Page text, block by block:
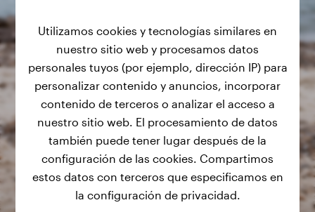
Utilizamos cookies y tecnologías similares en
nuestro sitio web y procesamos datos
personales tuyos (por ejemplo, dirección IP) para
personalizar contenido y anuncios, incorporar
contenido de terceros o analizar el acceso a
nuestro sitio web. El procesamiento de datos
también puede tener lugar después de la
configuración de las cookies. Compartimos
estos datos con terceros que especificamos en
la configuración de privacidad.